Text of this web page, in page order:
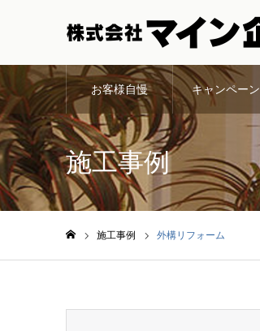
お客様自慢 キャンペーン
施工事例
施工事例 外構リフォーム